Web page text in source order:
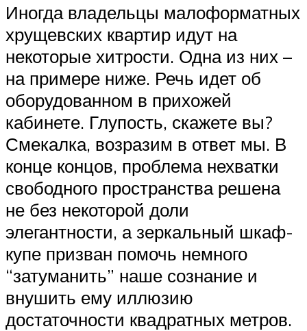
Иногда владельцы малоформатных
хрущевских квартир идут на
некоторые хитрости. Одна из них –
на примере ниже. Речь идет об
оборудованном в прихожей
кабинете. Глупость, скажете вы?
Смекалка, возразим в ответ мы. В
конце концов, проблема нехватки
свободного пространства решена
не без некоторой доли
элегантности, а зеркальный шкаф-
купе призван помочь немного
“затуманить” наше сознание и
внушить ему иллюзию
достаточности квадратных метров.